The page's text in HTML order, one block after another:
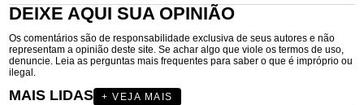
DEIXE AQUI SUA OPINIÃO
Os comentários são de responsabilidade exclusiva de seus autores e não
representam a opinião deste site. Se achar algo que viole os termos de uso,
denuncie. Leia as perguntas mais frequentes para saber o que é impróprio ou
ilegal.
MAIS LIDAS + VEJA MAIS